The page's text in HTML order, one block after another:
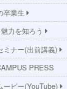
卒業生
魅力を知ろう
ミナー(出前講義)
PRESS
ービー(YouTube)